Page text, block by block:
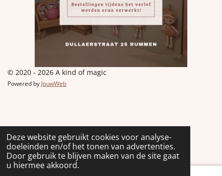
Deze website gebruikt cookies voor analyse-
doeleinden en/of het tonen van advertenties.
Door gebruik te blijven maken van de site gaat
u hiermee akkoord.
© 2020 - 2026 A kind of magic
Powered by JouwWeb